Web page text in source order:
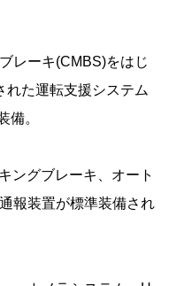
レーキ(CMBS)をはじ
れた運転支援システム
備。
ングブレーキ、オート
報装置が標準装備され